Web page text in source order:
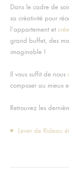
Dans le cadre de
sa créativité pour
l’appartement et
grand buffet, des
imaginable !
Il vous suffit de nous
composer au mieux
Retrouvez les
Lever de Rideau